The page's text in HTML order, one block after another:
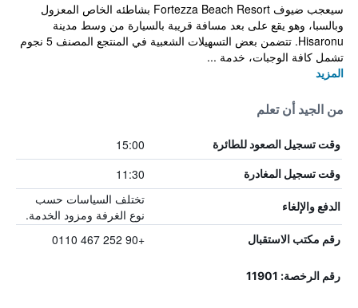
سيعجب ضيوف Fortezza Beach Resort بشاطئه الخاص المعزول
وبالسبا، وهو يقع على بعد مسافة قريبة بالسيارة من وسط مدينة
Hisaronu. تتضمن بعض التسهيلات الشعبية في المنتجع المصنف 5 نجوم
تشمل كافة الوجبات، خدمة ...
المزيد
من الجيد أن تعلم
وقت تسجيل الصعود للطائرة 15:00
وقت تسجيل المغادرة 11:30
الدفع والإلغاء
تختلف السياسات حسب
نوع الغرفة ومزود الخدمة.
رقم مكتب الاستقبال +90 252 467 0110
رقم الرخصة: 11901